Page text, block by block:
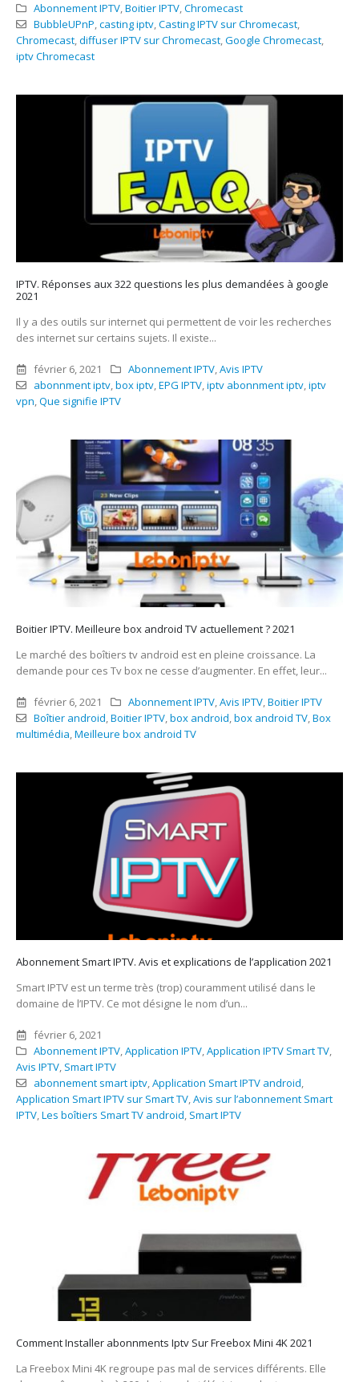
Abonnement IPTV,Boitier IPTV,Chromecast
BubbleUPnP,casting iptv,Casting IPTV sur Chromecast,
Chromecast,diffuser IPTV sur Chromecast,Google Chromecast,
iptv Chromecast
IPTV. Réponses aux 322 questions les plus demandées à google
2021
Il y a des outils sur internet qui permettent de voir les recherches
des internet sur certains sujets. Il existe...
février 6, 2021 Abonnement IPTV,Avis IPTV
abonnment iptv,box iptv,EPG IPTV,iptv abonnment iptv,iptv
vpn,Que signifie IPTV
Boitier IPTV. Meilleure box android TV actuellement ? 2021
Le marché des boîtiers tv android est en pleine croissance. La
demande pour ces Tv box ne cesse d’augmenter. En effet, leur...
février 6, 2021 Abonnement IPTV,Avis IPTV,Boitier IPTV
Boîtier android,Boitier IPTV,box android,box android TV,Box
multimédia,Meilleure box android TV
Abonnement Smart IPTV. Avis et explications de l’application 2021
Smart IPTV est un terme très (trop) couramment utilisé dans le
domaine de l’IPTV. Ce mot désigne le nom d’un...
février 6, 2021
Abonnement IPTV,Application IPTV,Application IPTV Smart TV,
Avis IPTV, Smart IPTV
abonnement smart iptv,Application Smart IPTV android,
Application Smart IPTV sur Smart TV,Avis sur l’abonnement Smart
IPTV,Les boîtiers Smart TV android, Smart IPTV
Comment Installer abonnments Iptv Sur Freebox Mini 4K 2021
La Freebox Mini 4K regroupe pas mal de services différents. Elle